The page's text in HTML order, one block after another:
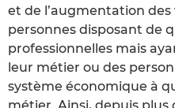
et de l’augmentation
personnes disposant de
professionnelles mais
leur métier ou des
système économique à